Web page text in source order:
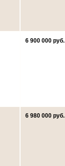
6 900 000 руб.
6 980 000 руб.